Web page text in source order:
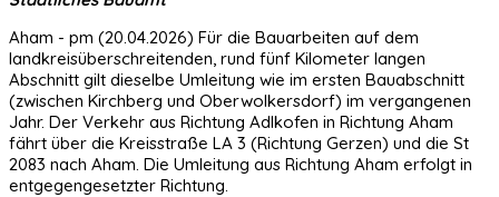
Aham - pm (20.04.2026) Für die Bauarbeiten auf dem
landkreisüberschreitenden, rund fünf Kilometer langen
Abschnitt gilt dieselbe Umleitung wie im ersten Bauabschnitt
(zwischen Kirchberg und Oberwolkersdorf) im vergangenen
Jahr. Der Verkehr aus Richtung Adlkofen in Richtung Aham
fährt über die Kreisstraße LA 3 (Richtung Gerzen) und die St
2083 nach Aham. Die Umleitung aus Richtung Aham erfolgt in
entgegengesetzter Richtung.